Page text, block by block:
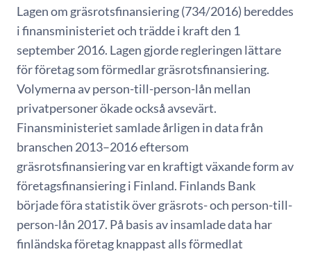
Lagen om gräsrotsfinansiering (734/2016) bereddes
i finansministeriet och trädde i kraft den 1
september 2016. Lagen gjorde regleringen lättare
för företag som förmedlar gräsrotsfinansiering.
Volymerna av person-till-person-lån mellan
privatpersoner ökade också avsevärt.
Finansministeriet samlade årligen in data från
branschen 2013–2016 eftersom
gräsrotsfinansiering var en kraftigt växande form av
företagsfinansiering i Finland. Finlands Bank
började föra statistik över gräsrots- och person-till-
person-lån 2017. På basis av insamlade data har
finländska företag knappast alls förmedlat